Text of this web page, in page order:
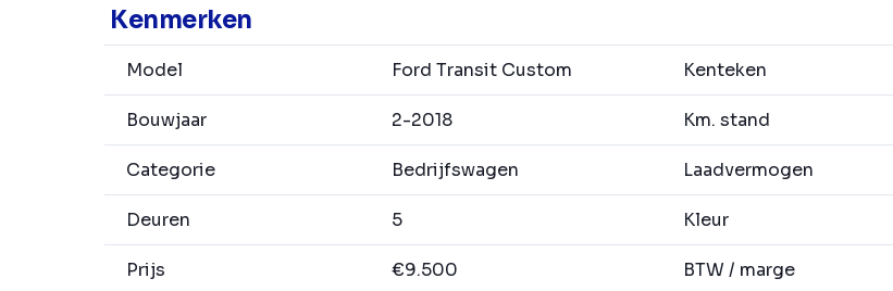
Kenmerken
Model Ford Transit Custom Kenteken
Bouwjaar 2-2018 Km. stand
Categorie Bedrijfswagen Laadvermogen
Deuren 5 Kleur
Prijs €9.500 BTW / marge